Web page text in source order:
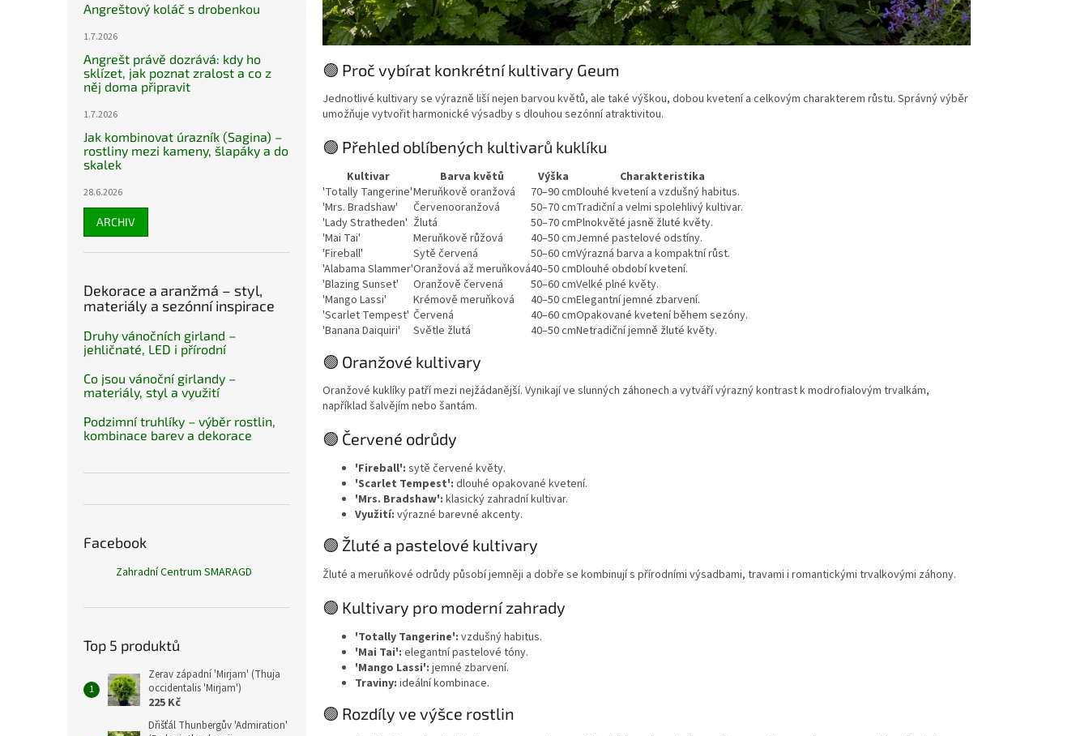
Angreštový koláč s drobenkou
1.7.2026
Angrešt právě dozrává: kdy ho
sklízet, jak poznat zralost a co z
něj doma připravit
1.7.2026
Jak kombinovat úrazník (Sagina) –
rostliny mezi kameny, šlapáky a do
skalek
28.6.2026
ARCHIV
Dekorace a aranžmá – styl,
materiály a sezónní inspirace
Druhy vánočních girland –
jehličnaté, LED i přírodní
Co jsou vánoční girlandy –
materiály, styl a využití
Podzimní truhlíky – výběr rostlin,
kombinace barev a dekorace
Facebook
Zahradní Centrum SMARAGD
Top 5 produktů
Zerav západní 'Mirjam' (Thuja
occidentalis 'Mirjam')
225 Kč
Dřišťál Thunbergův 'Admiration'
🟢 Proč vybírat konkrétní kultivary Geum
Jednotlivé kultivary se výrazně liší nejen barvou květů, ale také výškou, dobou kvetení a celkovým charakterem růstu. Správný výběr
umožňuje vytvořit harmonické výsadby s dlouhou sezónní atraktivitou.
🟢 Přehled oblíbených kultivarů kuklíku
Kultivar Barva květů Výška
Charakteristika
'Totally Tangerine'Meruňkově oranžová 70–90 cmDlouhé kvetení a vzdušný habitus.
'Mrs. Bradshaw'
Červenooranžová 50–70 cmTradiční a velmi spolehlivý kultivar.
'Lady Stratheden' Žlutá 50–70 cmPlnokvěté jasně žluté květy.
'Mai Tai'
Meruňkově růžová 40–50 cmJemné pastelové odstíny.
'Fireball'
Sytě červená 50–60 cmVýrazná barva a kompaktní růst.
'Alabama Slammer'Oranžová až meruňková40–50 cmDlouhé období kvetení.
'Blazing Sunset'
Oranžově červená 50–60 cmVelké plné květy.
'Mango Lassi'
Krémově meruňková 40–50 cmElegantní jemné zbarvení.
'Scarlet Tempest' Červená 40–60 cmOpakované kvetení během sezóny.
'Banana Daiquiri'
Světle žlutá 40–50 cmNetradiční jemně žluté květy.
🟢 Oranžové kultivary
Oranžové kuklíky patří mezi nejžádanější. Vynikají ve slunných záhonech a vytváří výrazný kontrast k modrofialovým trvalkám,
například šalvějím nebo šantám.
🟢 Červené odrůdy
'Fireball': sytě červené květy.
'Scarlet Tempest': dlouhé opakované kvetení.
'Mrs. Bradshaw': klasický zahradní kultivar.
Využití: výrazné barevné akcenty.
🟢 Žluté a pastelové kultivary
Žluté a meruňkové odrůdy působí jemněji a dobře se kombinují s přírodními výsadbami, travami i romantickými trvalkovými záhony.
🟢 Kultivary pro moderní zahrady
'Totally Tangerine': vzdušný habitus.
'Mai Tai': elegantní pastelové tóny.
'Mango Lassi': jemné zbarvení.
Traviny: ideální kombinace.
🟢 Rozdíly ve výšce rostlin